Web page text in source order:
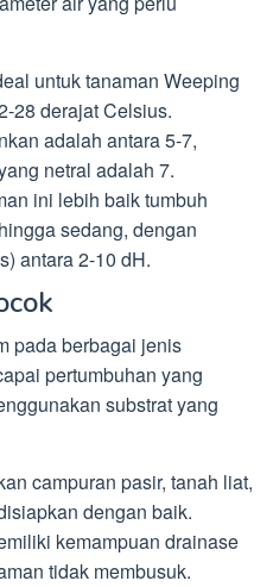
untuk tanaman Weeping
28 derajat Celsius.
adalah antara 5-7,
netral adalah 7.
ini lebih baik tumbuh
sedang, dengan
antara 2-10 dH.
pada berbagai jenis
pertumbuhan yang
substrat yang
campuran pasir, tanah liat,
dengan baik.
kemampuan drainase
tidak membusuk.